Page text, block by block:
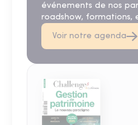
événements de nos
roadshow, formations,
Voir notre agenda